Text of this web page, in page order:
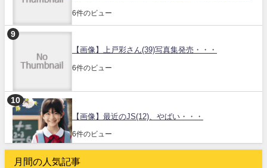
6件のビュー
【画像】上戸彩さん(39)写真集発売・・・
6件のビュー
【画像】最近のJS(12)、やばい・・・
6件のビュー
月間の人気記事